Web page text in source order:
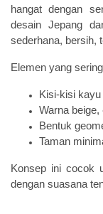
hangat dengan
desain Jepang
sederhana, bersih,
Elemen yang
Kisi-kisi kayu
Warna
Bentuk
Taman
Konsep ini cocok
dengan suasana